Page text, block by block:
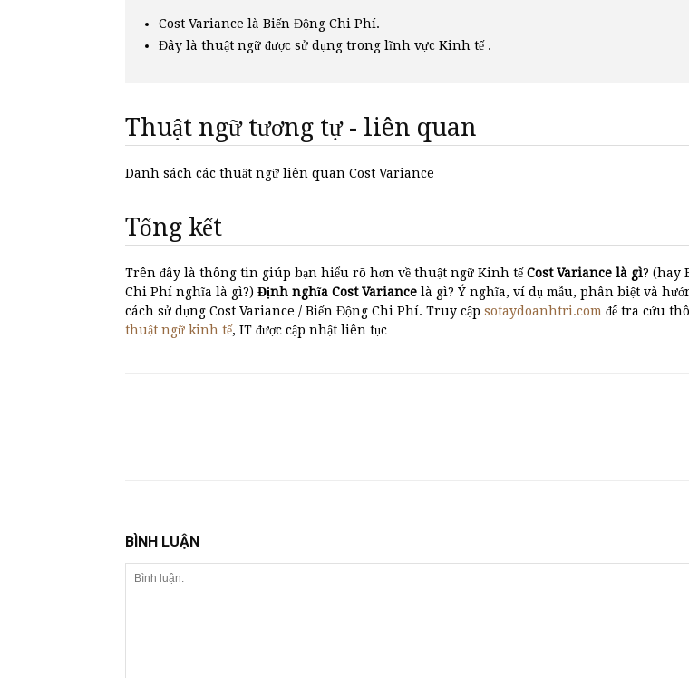
Cost Variance là Biến Động Chi Phí.
Đây là thuật ngữ được sử dụng trong lĩnh vực Kinh tế .
Thuật ngữ tương tự - liên quan
Danh sách các thuật ngữ liên quan Cost Variance
Tổng kết
Trên đây là thông tin giúp bạn hiểu rõ hơn về thuật ngữ Kinh tếCost Variance là gì? (hay
Chi Phí nghĩa là gì?) Định nghĩa Cost Variance là gì? Ý nghĩa, ví dụ mẫu, phân biệt và
cách sử dụng Cost Variance / Biến Động Chi Phí. Truy cập sotaydoanhtri.com để tra cứu
thuật ngữ kinh tế, IT được cập nhật liên tục
BÌNH LUẬN